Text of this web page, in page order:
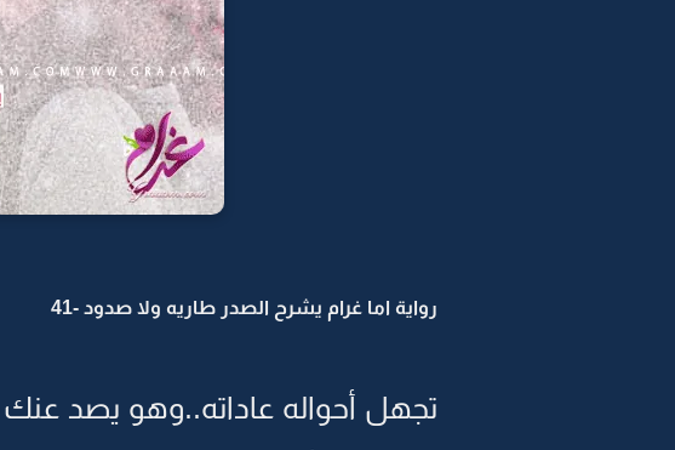
رواية اما غرام يشرح الصدر طاريه ولا صدود -41
تجهل أحواله عاداته..وهو يصد عنك